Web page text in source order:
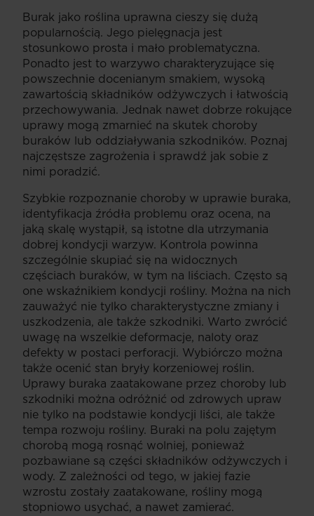
Burak jako roślina uprawna cieszy się dużą
popularnością. Jego pielęgnacja jest
stosunkowo prosta i mało problematyczna.
Ponadto jest to warzywo charakteryzujące się
powszechnie docenianym smakiem, wysoką
zawartością składników odżywczych i łatwością
przechowywania. Jednak nawet dobrze rokujące
uprawy mogą zmarnieć na skutek choroby
buraków lub oddziaływania szkodników. Poznaj
najczęstsze zagrożenia i sprawdź jak sobie z
nimi poradzić.
Szybkie rozpoznanie choroby w uprawie buraka,
identyfikacja źródła problemu oraz ocena, na
jaką skalę wystąpił, są istotne dla utrzymania
dobrej kondycji warzyw. Kontrola powinna
szczególnie skupiać się na widocznych
częściach buraków, w tym na liściach. Często są
one wskaźnikiem kondycji rośliny. Można na nich
zauważyć nie tylko charakterystyczne zmiany i
uszkodzenia, ale także szkodniki. Warto zwrócić
uwagę na wszelkie deformacje, naloty oraz
defekty w postaci perforacji. Wybiórczo można
także ocenić stan bryły korzeniowej roślin.
Uprawy buraka zaatakowane przez choroby lub
szkodniki można odróżnić od zdrowych upraw
nie tylko na podstawie kondycji liści, ale także
tempa rozwoju rośliny. Buraki na polu zajętym
chorobą mogą rosnąć wolniej, ponieważ
pozbawiane są części składników odżywczych i
wody. Z zależności od tego, w jakiej fazie
wzrostu zostały zaatakowane, rośliny mogą
stopniowo usychać, a nawet zamierać.